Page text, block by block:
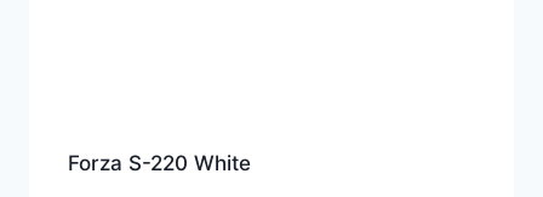
Forza S-220 White